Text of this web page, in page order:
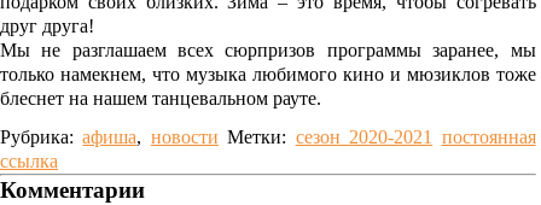
друг друга!
Мы не разглашаем всех сюрпризов программы заранее, мы
только намекнем, что музыка любимого кино и мюзиклов тоже
блеснет на нашем танцевальном рауте.
Рубрика: афиша, новости Метки: сезон 2020-2021 постоянная
ссылка
Комментарии